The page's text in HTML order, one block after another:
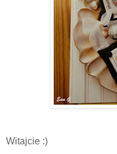
Witajcie :)